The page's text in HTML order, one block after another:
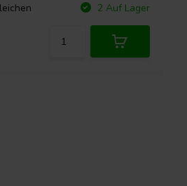
2 Auf Lager